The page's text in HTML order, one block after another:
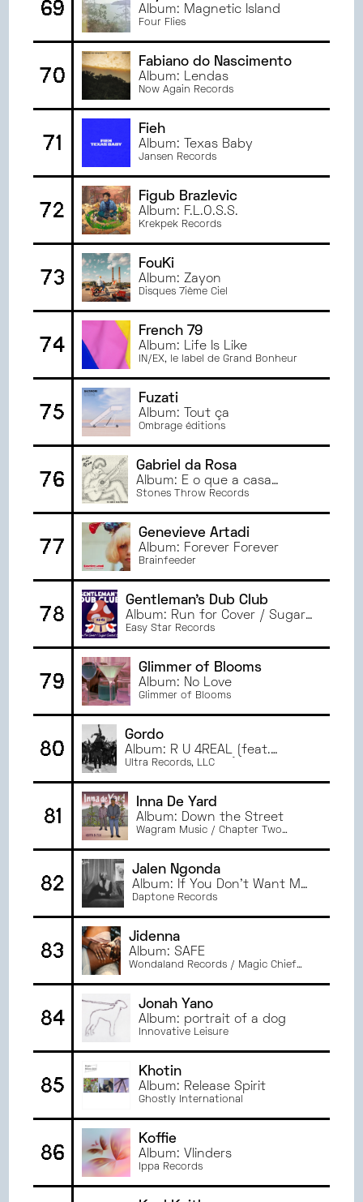
69 Album: Magnetic Island
Four Flies
70
Fabiano do Nascimento
Album: Lendas
Now Again Records
71
Fieh
Album: Texas Baby
Jansen Records
72
Figub Brazlevic
Album: F.L.O.S.S.
Krekpek Records
73
FouKi
Album: Zayon
Disques 7ième Ciel
74
French 79
Album: Life Is Like
IN/EX, le label de Grand Bonheur
75
Fuzati
Album: Tout ça
Ombrage éditions
76
Gabriel da Rosa
Album: É o que a casa
oferece
Stones Throw Records
77
Genevieve Artadi
Album: Forever Forever
Brainfeeder
78
Gentleman's Dub Club
Album: Run for Cover / Sugar
Coated Lies
Easy Star Records
79
Glimmer of Blooms
Album: No Love
Glimmer of Blooms
80
Gordo
Album: R U 4REAL (feat.
Marina Maximilian)
Ultra Records, LLC
81
Inna De Yard
Album: Down the Street
Wagram Music / Chapter Two
82
Jalen Ngonda
Album: If You Don't Want My
Love
Daptone Records
83
Jidenna
Album: SAFE
Wondaland Records / Magic Chief
84
Jonah Yano
Album: portrait of a dog
Innovative Leisure
85
Khotin
Album: Release Spirit
Ghostly International
86
Koffie
Album: Vlinders
Ippa Records